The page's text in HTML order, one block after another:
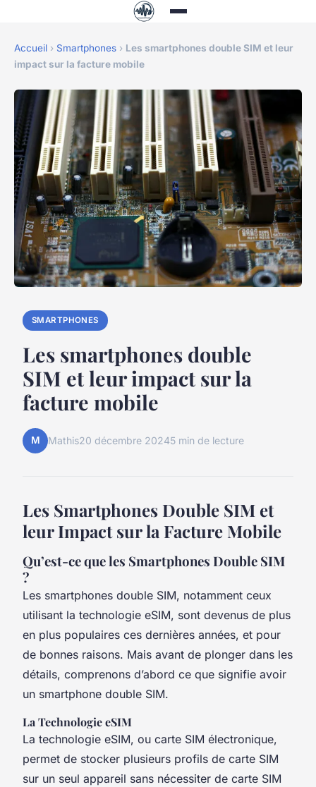
Accueil › Smartphones › Les smartphones double SIM et leur
impact sur la facture mobile
SMARTPHONES
Les smartphones double
SIM et leur impact sur la
facture mobile
M Mathis20 décembre 20245 min de lecture
Les Smartphones Double SIM et
leur Impact sur la Facture Mobile
Qu’est-ce que les Smartphones Double SIM
?
Les smartphones double SIM, notamment ceux
utilisant la technologie eSIM, sont devenus de plus
en plus populaires ces dernières années, et pour
de bonnes raisons. Mais avant de plonger dans les
détails, comprenons d’abord ce que signifie avoir
un smartphone double SIM.
La Technologie eSIM
La technologie eSIM, ou carte SIM électronique,
permet de stocker plusieurs profils de carte SIM
sur un seul appareil sans nécessiter de carte SIM